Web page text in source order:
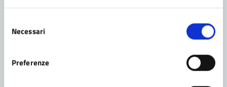
delNecessari
Preferenze
Contatta il comune
Leggi le domande frequenti